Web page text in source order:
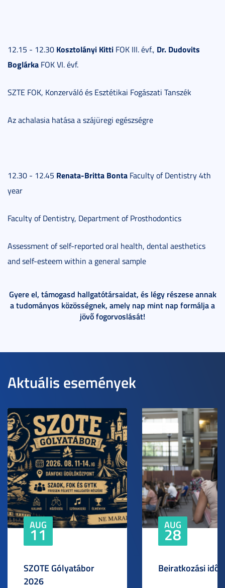
12.15 - 12.30 Kosztolányi Kitti FOK III. évf., Dr. Dudovits
Boglárka FOK VI. évf.
SZTE FOK, Konzerváló és Esztétikai Fogászati Tanszék
Az achalasia hatása a szájüregi egészségre
12.30 - 12.45 Renata-Britta Bonta Faculty of Dentistry 4th
year
Faculty of Dentistry, Department of Prosthodontics
Assessment of self-reported oral health, dental aesthetics
and self-esteem within a general sample
Gyere el, támogasd hallgatótársaidat, és légy részese annak
a tudományos közösségnek, amely nap mint nap formálja a
jövő fogorvoslását!
Aktuális események
AUG
11
SZOTE Gólyatábor
2026
AUG
28
Beiratkozási